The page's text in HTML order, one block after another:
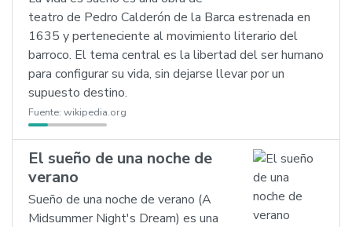
teatro de Pedro Calderón de la Barca estrenada en
1635 y perteneciente al movimiento literario del
barroco. El tema central es la libertad del ser humano
para configurar su vida, sin dejarse llevar por un
supuesto destino.
Fuente: wikipedia.org
El sueño de una noche de
verano
Sueño de una noche de verano (A
Midsummer Night's Dream) es una